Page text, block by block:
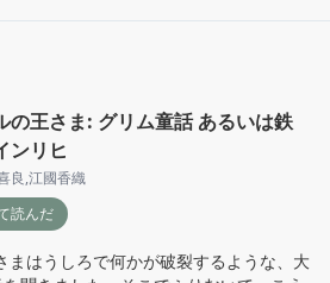
の王さま: グリム童話 あるいは鉄
ンリヒ
良,江國香織
読んだ
まはうしろで何かが破裂するような、大